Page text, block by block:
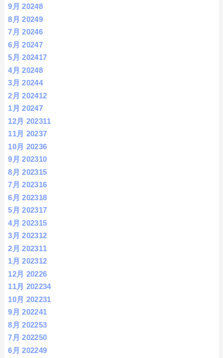
9月 20248
8月 20249
7月 20246
6月 20247
5月 202417
4月 20248
3月 20244
2月 202412
1月 20247
12月 202311
11月 20237
10月 20236
9月 202310
8月 202315
7月 202316
6月 202318
5月 202317
4月 202315
3月 202312
2月 202311
1月 202312
12月 20226
11月 202234
10月 202231
9月 202241
8月 202253
7月 202250
6月 202249